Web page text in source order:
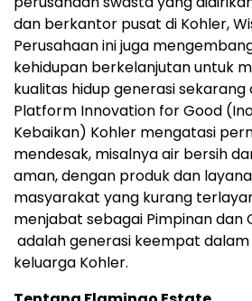
dan berkantor pusat di Kohler,
Perusahaan ini juga
kehidupan berkelanjutan untuk
kualitas hidup generasi sekarang
Platform Innovation for Good
Kebaikan) Kohler mengatasi
mendesak, misalnya air bersih
aman, dengan produk dan
masyarakat yang kurang
menjabat sebagai Pimpinan dan
adalah generasi keempat
keluarga Kohler.